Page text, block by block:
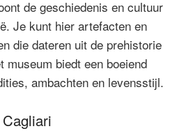
de geschiedenis en cultuur
Je kunt hier artefacten en
die dateren uit de prehistorie
museum biedt een boeiend
ambachten en levensstijl.